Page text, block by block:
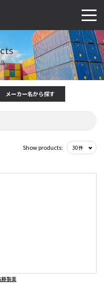
メーカー名から探す
Show products:
藤製薬